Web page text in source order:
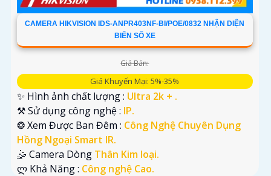
CAMERA HIKVISION IDS-ANPR403NF-BI/POE/0832 NHẬN DIỆN
BIỂN SỐ XE
Giá Bán:
Giá Khuyến Mại: 5%-35%
✨ Hình ảnh chất lượng : Ultra 2k + .
⚒ Sử dụng công nghệ : IP.
❂ Xem Được Ban Đêm : Công Nghệ Chuyên Dụng
Hồng Ngoại Smart IR.
🤹 Camera Dòng Thân Kim loại.
️ლ Khả Năng : Công nghệ Cao.